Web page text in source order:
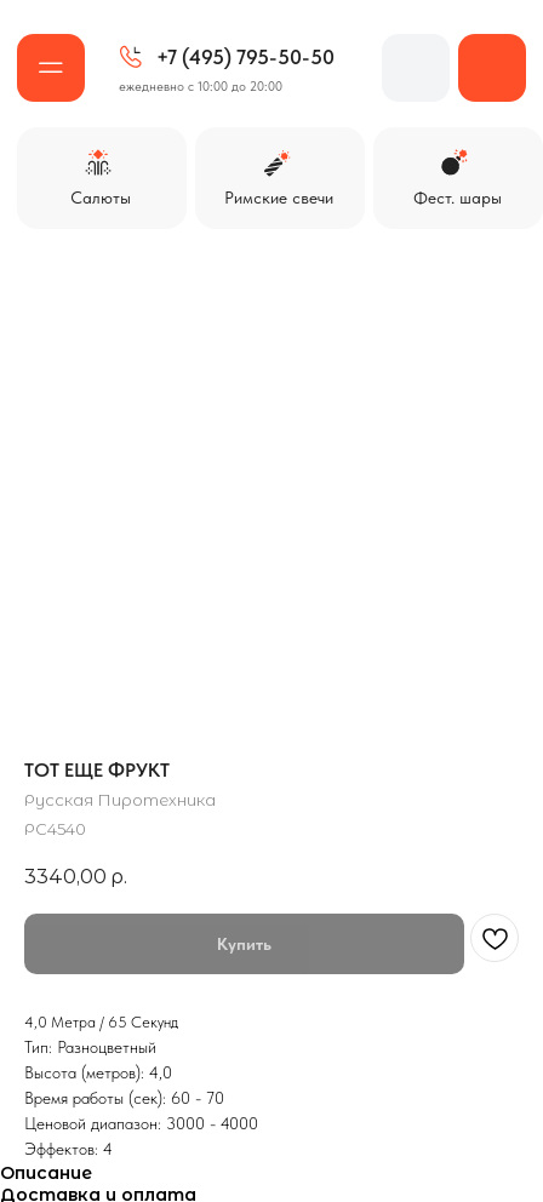
ежедневно с 10:00 до 20:00
ТОТ ЕЩЕ ФРУКТ
Русская Пиротехника
РС4540
3340,00 р.
Купить
4,0 Метра / 65 Секунд
Тип: Разноцветный
Высота (метров): 4,0
Время работы (сек): 60 - 70
Ценовой диапазон: 3000 - 4000
Эффектов: 4
Описание
Доставка и оплата